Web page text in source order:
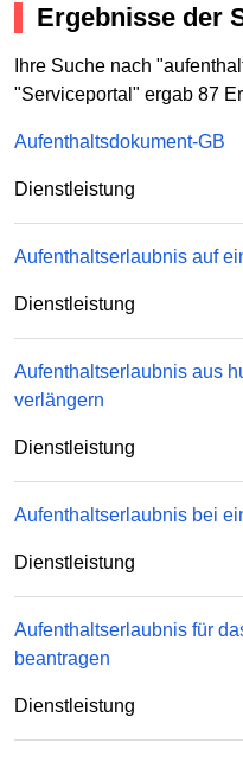
Ergebnisse der
Ihre Suche nach
"Serviceportal" ergab 87
Aufenthaltsdokument-GB
Dienstleistung
Aufenthaltserlaubnis auf
Dienstleistung
Aufenthaltserlaubnis aus
verlängern
Dienstleistung
Aufenthaltserlaubnis bei
Dienstleistung
Aufenthaltserlaubnis für
beantragen
Dienstleistung